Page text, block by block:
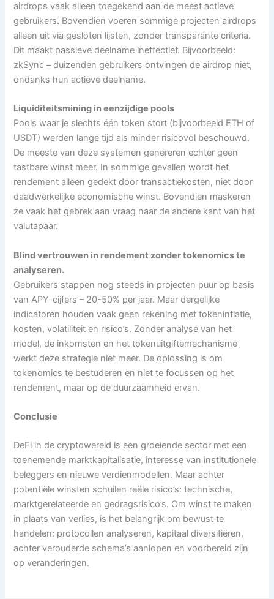
airdrops vaak alleen toegekend aan de meest actieve
gebruikers. Bovendien voeren sommige projecten airdrops
alleen uit via gesloten lijsten, zonder transparante criteria.
Dit maakt passieve deelname ineffectief. Bijvoorbeeld:
zkSync – duizenden gebruikers ontvingen de airdrop niet,
ondanks hun actieve deelname.
Liquiditeitsmining in eenzijdige pools
Pools waar je slechts één token stort (bijvoorbeeld ETH of
USDT) werden lange tijd als minder risicovol beschouwd.
De meeste van deze systemen genereren echter geen
tastbare winst meer. In sommige gevallen wordt het
rendement alleen gedekt door transactiekosten, niet door
daadwerkelijke economische winst. Bovendien maskeren
ze vaak het gebrek aan vraag naar de andere kant van het
valutapaar.
Blind vertrouwen in rendement zonder tokenomics te
analyseren.
Gebruikers stappen nog steeds in projecten puur op basis
van APY-cijfers – 20-50% per jaar. Maar dergelijke
indicatoren houden vaak geen rekening met tokeninflatie,
kosten, volatiliteit en risico’s. Zonder analyse van het
model, de inkomsten en het tokenuitgiftemechanisme
werkt deze strategie niet meer. De oplossing is om
tokenomics te bestuderen en niet te focussen op het
rendement, maar op de duurzaamheid ervan.
Conclusie
DeFi in de cryptowereld is een groeiende sector met een
toenemende marktkapitalisatie, interesse van institutionele
beleggers en nieuwe verdienmodellen. Maar achter
potentiële winsten schuilen reële risico’s: technische,
marktgerelateerde en gedragsrisico’s. Om winst te maken
in plaats van verlies, is het belangrijk om bewust te
handelen: protocollen analyseren, kapitaal diversifiëren,
achter verouderde schema’s aanlopen en voorbereid zijn
op veranderingen.